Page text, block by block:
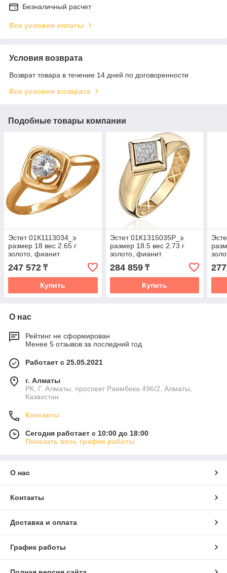
Безналичный расчет
Все условия оплаты
Условия возврата
Возврат товара в течение 14 дней по договоренности
Все условия возврата
Подобные товары компании
Эстет 01К1113034_э
размер 18 вес 2.65 г
золото, фианит
247 572 ₸
Купить
Эстет 01К1315035Р_э
размер 18.5 вес 2.73 г
золото, фианит
284 859₸
Купить
О нас
Рейтинг не сформирован
Менее 5 отзывов за последний год
Работает с 25.05.2021
г. Алматы
РК, Г. Алматы, проспект Раимбека 496/2, Алматы,
Казахстан
Контакты
Сегодня работает с 10:00 до 18:00
Показать весь график работы
О нас
Контакты
Доставка и оплата
График работы